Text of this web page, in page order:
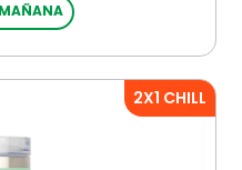
2X1 CHILL